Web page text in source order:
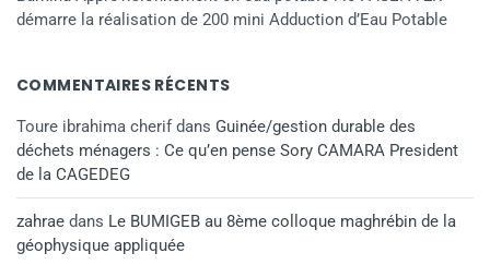
démarre la réalisation de 200 mini Adduction d’Eau Potable
COMMENTAIRES RÉCENTS
Toure ibrahima cherifdans Guinée/gestion durable des
déchets ménagers : Ce qu’en pense Sory CAMARA President
de la CAGEDEG
zahrae dans Le BUMIGEB au 8ème colloque maghrébin de la
géophysique appliquée